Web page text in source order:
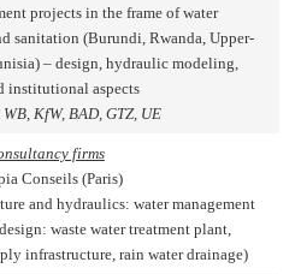
projects in the frame of water
sanitation (Burundi, Rwanda, Upper-
– design, hydraulic modeling,
institutional aspects
WB, KfW, BAD, GTZ, UE
firms
Conseils (Paris)
and hydraulics: water management
waste water treatment plant,
infrastructure, rain water drainage)